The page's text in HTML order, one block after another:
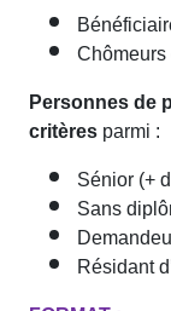
Personnes de
critèresparmi :
Sénior (+
Sans
Résidant